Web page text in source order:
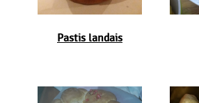
Pastis landais